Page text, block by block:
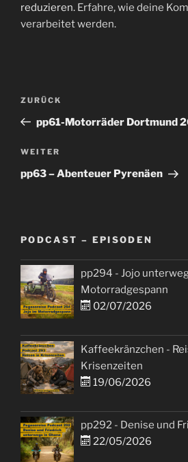
reduzieren. Erfahre, wie deine
verarbeitet werden.
Beitragsnavigation
Vorheriger
Beitrag
ZURÜCK
pp61-Motorräder Dortmund
Nächster
Beitrag
WEITER
pp63 – Abenteuer Pyrenäen
PODCAST – EPISODEN
pp294 - Jojo
Motorradgespann
02/07/2026
Kaffeekränzchen -
Krisenzeiten
19/06/2026
pp292 - Denise und
22/05/2026